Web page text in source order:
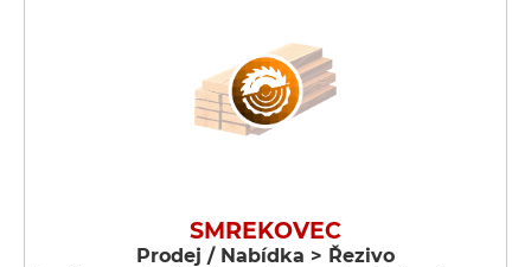
SMREKOVEC
Prodej / Nabídka > Řezivo